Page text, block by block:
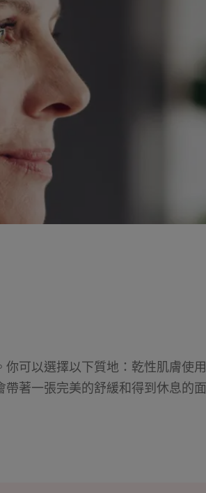
可以選擇以下質地：乾性肌膚使用
著一張完美的舒緩和得到休息的面